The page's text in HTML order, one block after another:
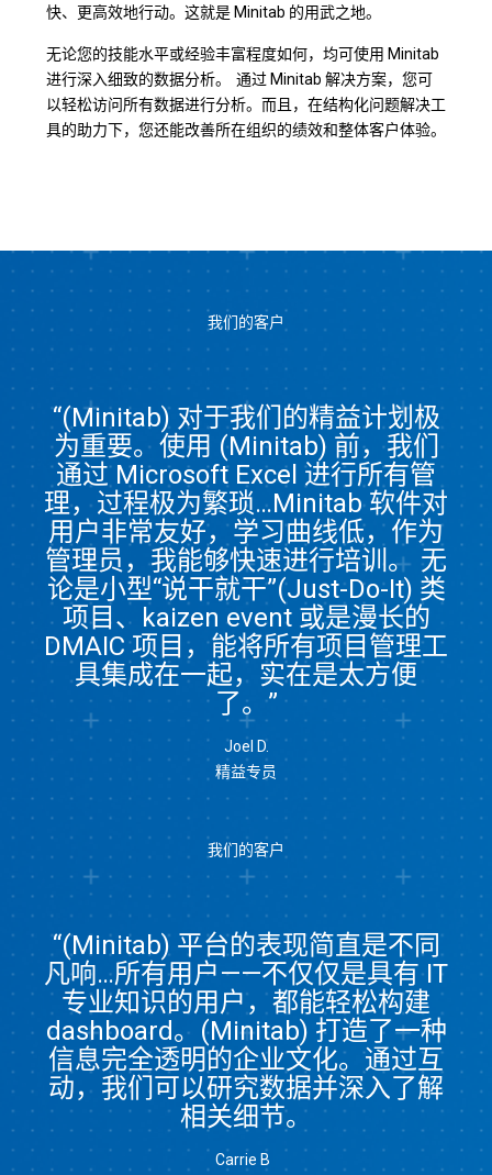
快、更高效地行动。这就是 Minitab 的用武之地。
无论您的技能水平或经验丰富程度如何，均可使用 Minitab
进行深入细致的数据分析。 通过 Minitab 解决方案，您可
以轻松访问所有数据进行分析。而且，在结构化问题解决工
具的助力下，您还能改善所在组织的绩效和整体客户体验。
我们的客户
“(Minitab) 对于我们的精益计划极
为重要。使用 (Minitab) 前，我们
通过 Microsoft Excel 进行所有管
理，过程极为繁琐…Minitab 软件对
用户非常友好，学习曲线低，作为
管理员，我能够快速进行培训。 无
论是小型“说干就干”(Just-Do-It) 类
项目、kaizen event 或是漫长的
DMAIC 项目，能将所有项目管理工
具集成在一起，实在是太方便
了。”
Joel D.
精益专员
我们的客户
“(Minitab) 平台的表现简直是不同
凡响…所有用户——不仅仅是具有 IT
专业知识的用户，都能轻松构建
dashboard。(Minitab) 打造了一种
信息完全透明的企业文化。通过互
动，我们可以研究数据并深入了解
相关细节。
Carrie B